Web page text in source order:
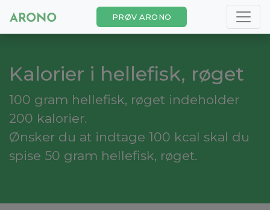
PRØV ARONO
Kalorier i hellefisk, røget
100 gram hellefisk, røget indeholder
200 kalorier.
Ønsker du at indtage 100 kcal skal du
spise 50 gram hellefisk, røget.